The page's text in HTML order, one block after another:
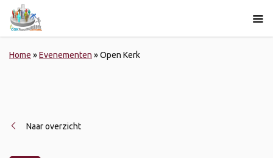
Home »Evenementen »Open Kerk
Naar overzicht